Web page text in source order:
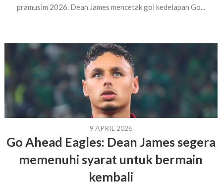
pramusim 2026. Dean James mencetak gol kedelapan Go...
9 APRIL 2026
Go Ahead Eagles: Dean James segera
memenuhi syarat untuk bermain
kembali